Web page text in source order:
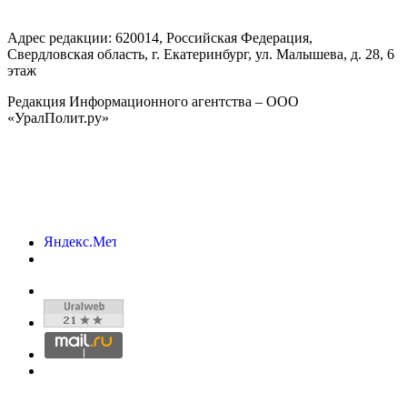
Адрес редакции: 620014, Российская Федерация,
Свердловская область, г. Екатеринбург, ул. Малышева, д. 28, 6
этаж
Редакция Информационного агентства – ООО
«УралПолит.ру»